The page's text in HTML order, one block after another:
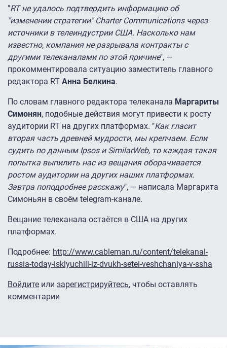
"RT не удалось подтвердить информацию об
"изменении стратегии" Charter Communications через
источники в телеиндустрии США. Насколько нам
известно, компания не разрывала контракты с
другими телеканалами по этой причине", —
прокомментировала ситуацию заместитель главного
редактора RT Анна Белкина.
По словам главного редактора телеканала Маргариты
Симонян, подобные действия могут привести к росту
аудитории RT на других платформах. "Как гласит
вторая часть древней мудрости, мы крепчаем. Если
судить по данным Ipsos и SimilarWeb, то каждая такая
попытка выпилить нас из вещания оборачивается
ростом аудитории на других наших платформах.
Завтра поподробнее расскажу", — написала Маргарита
Симоньян в своём telegram-канале.
Вещание телеканала остаётся в США на других
платформах.
Подробнее: http://www.cableman.ru/content/telekanal-
russia-today-isklyuchili-iz-dvukh-setei-veshchaniya-v-ssha
Войдите или зарегистрируйтесь, чтобы оставлять
комментарии